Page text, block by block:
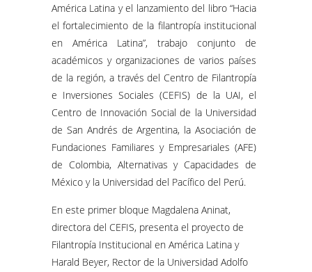
América Latina y el lanzamiento del libro “Hacia
el fortalecimiento de la filantropía institucional
en América Latina”, trabajo conjunto de
académicos y organizaciones de varios países
de la región, a través del Centro de Filantropía
e Inversiones Sociales (CEFIS) de la UAI, el
Centro de Innovación Social de la Universidad
de San Andrés de Argentina, la Asociación de
Fundaciones Familiares y Empresariales (AFE)
de Colombia, Alternativas y Capacidades de
México y la Universidad del Pacífico del Perú.
En este primer bloque Magdalena Aninat,
directora del CEFIS, presenta el proyecto de
Filantropía Institucional en América Latina y
Harald Beyer, Rector de la Universidad Adolfo